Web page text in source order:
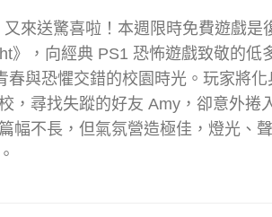
來送驚喜啦！本週限時免費遊戲是
》，向經典 PS1 恐怖遊戲致敬的低
春與恐懼交錯的校園時光。玩家將
，尋找失蹤的好友 Amy，卻意外捲
幅不長，但氣氛營造極佳，燈光、